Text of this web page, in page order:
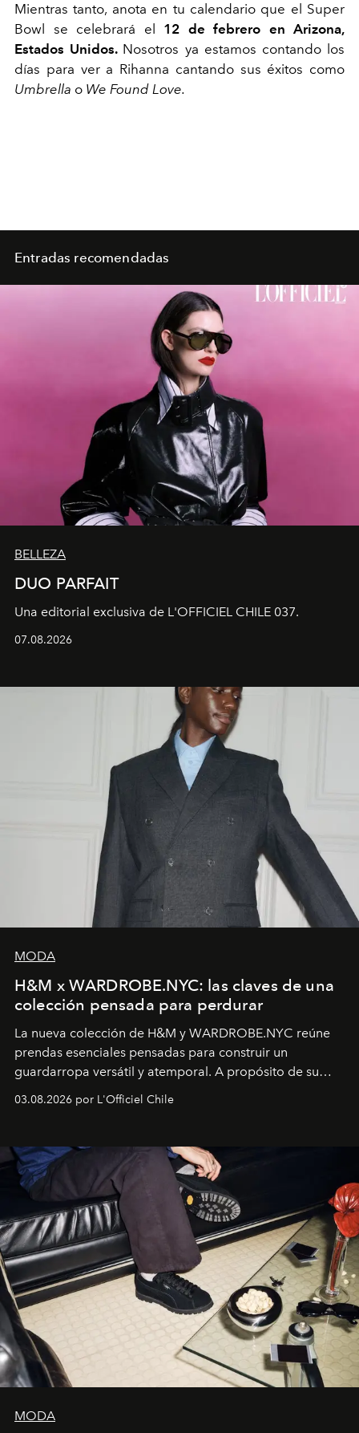
Mientras tanto, anota en tu calendario que el Super
Bowl se celebrará el 12 de febrero en Arizona,
Estados Unidos. Nosotros ya estamos contando los
días para ver a Rihanna cantando sus éxitos como
Umbrella o We Found Love.
Entradas recomendadas
BELLEZA
DUO PARFAIT
Una editorial exclusiva de L'OFFICIEL CHILE 037.
07.08.2026
MODA
H&M x WARDROBE.NYC: las claves de una
colección pensada para perdurar
La nueva colección de H&M y WARDROBE.NYC reúne
prendas esenciales pensadas para construir un
guardarropa versátil y atemporal. A propósito de su
lanzamiento, los fundadores de la firma neoyorquina y
la asesora creativa y jefa de diseño global de la marca
y la filosofía detrás de la propuesta.
03.08.2026 por L'Officiel Chile
MODA